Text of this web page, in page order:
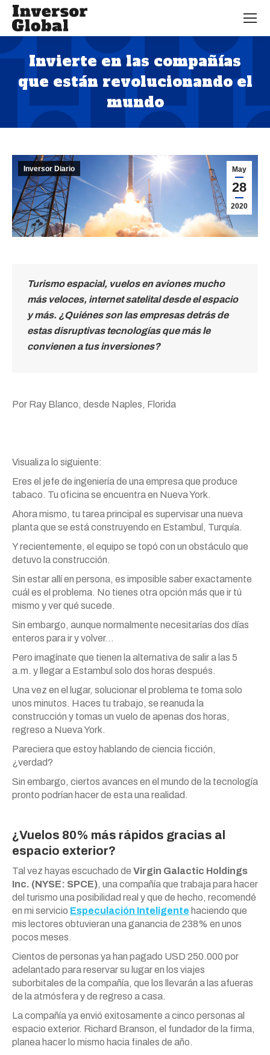
Invierte en las compañías
que están revolucionando el
mundo
Estás aquí:
May
28
2020
Inversor Diario
Turismo espacial, vuelos en aviones mucho
más veloces, internet satelital desde el espacio
y más. ¿Quiénes son las empresas detrás de
estas disruptivas tecnologías que más le
convienen a tus inversiones?
Por Ray Blanco, desde Naples, Florida
Visualiza lo siguiente:
Eres el jefe de ingeniería de una empresa que produce
tabaco. Tu oficina se encuentra en Nueva York.
Ahora mismo, tu tarea principal es supervisar una nueva
planta que se está construyendo en Estambul, Turquía.
Y recientemente, el equipo se topó con un obstáculo que
detuvo la construcción.
Sin estar allí en persona, es imposible saber exactamente
cuál es el problema. No tienes otra opción más que ir tú
mismo y ver qué sucede.
Sin embargo, aunque normalmente necesitarías dos días
enteros para ir y volver…
Pero imagínate que tienen la alternativa de salir a las 5
a.m. y llegar a Estambul solo dos horas después.
Una vez en el lugar, solucionar el problema te toma solo
unos minutos. Haces tu trabajo, se reanuda la
construcción y tomas un vuelo de apenas dos horas,
regreso a Nueva York.
Pareciera que estoy hablando de ciencia ficción,
¿verdad?
Sin embargo, ciertos avances en el mundo de la tecnología
pronto podrían hacer de esta una realidad.
¿Vuelos 80% más rápidos gracias al
espacio exterior?
Tal vez hayas escuchado de Virgin Galactic Holdings
Inc. (NYSE: SPCE), una compañía que trabaja para hacer
del turismo una posibilidad real y que de hecho, recomendé
en mi servicio Especulación Inteligente haciendo que
mis lectores obtuvieran una ganancia de 238% en unos
pocos meses.
Cientos de personas ya han pagado USD 250.000 por
adelantado para reservar su lugar en los viajes
suborbitales de la compañía, que los llevarán a las afueras
de la atmósfera y de regreso a casa.
La compañía ya envió exitosamente a cinco personas al
espacio exterior. Richard Branson, el fundador de la firma,
planea hacer lo mismo hacia finales de año.